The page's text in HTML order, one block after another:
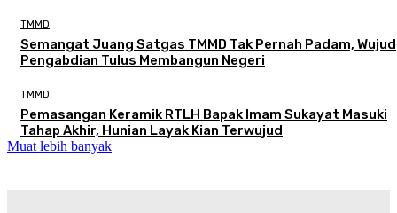
TMMD
Semangat Juang Satgas TMMD Tak Pernah Padam, Wujud
Pengabdian Tulus Membangun Negeri
TMMD
Pemasangan Keramik RTLH Bapak Imam Sukayat Masuki
Tahap Akhir, Hunian Layak Kian Terwujud
Muat lebih banyak